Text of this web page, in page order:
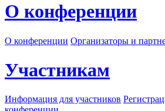
О конференции
О конференции Организаторы и
Участникам
Информация для участников